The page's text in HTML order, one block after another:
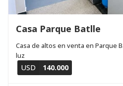
Casa Parque Batlle
Casa de altos en venta en Parque
luz
USD 140.000